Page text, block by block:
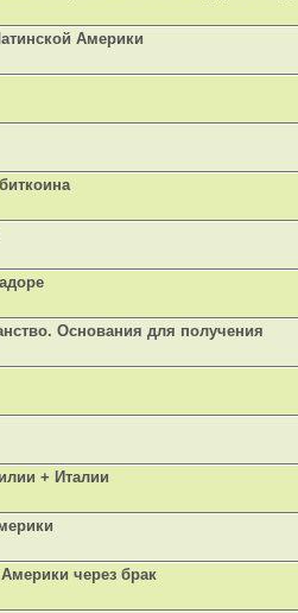
Америки
Основания для получения
+ Италии
через брак